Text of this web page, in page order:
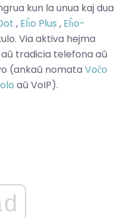
kun la unua kaj dua
, Eĥo Plus , Eĥo-
Via aktiva hejma
tradicia telefona aŭ
(ankaŭ nomata Voĉo
aŭ VoIP).